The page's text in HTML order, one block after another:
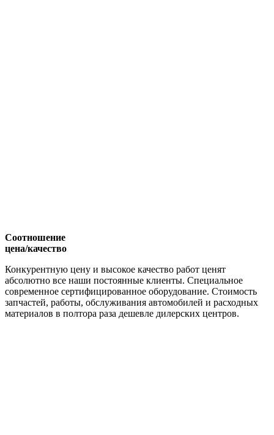
Соотношение
цена/качество
Конкурентную цену и высокое качество работ ценят
абсолютно все наши постоянные клиенты. Специальное
современное сертифицированное оборудование. Стоимость
запчастей, работы, обслуживания автомобилей и расходных
материалов в полтора раза дешевле дилерских центров.